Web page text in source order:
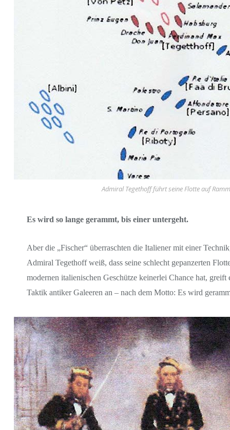
Admiral Tegethoff führt seine Flotte auf
Es wird so lange gerammt, bis einer untergeht.
Aber die „Fischer“ überraschten die Italiener mit einer
Admiral Tegethoff weiß, dass seine schlecht gepanzerten
modernen italienischen Geschütze keinerlei Chance hat,
Taktik antiker Galeeren an – nach dem Motto: Es wird